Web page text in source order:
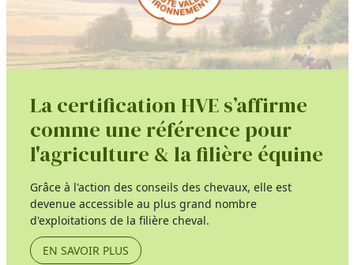
La certification HVE s’affirme
comme une référence pour
l'agriculture & la filière équine
Grâce à l'action des conseils des chevaux, elle est
devenue accessible au plus grand nombre
d'exploitations de la filière cheval.
EN SAVOIR PLUS